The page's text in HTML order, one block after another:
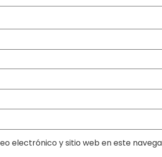
electrónico y sitio web en este